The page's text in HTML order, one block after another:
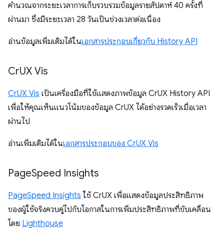
คำนวณจากระยะเวลาการเก็บรวบรวมข้อมูลรายสัปดาห์ 40 ครั้งที่
ผ่านมา ซึ่งมีระยะเวลา 28 วันเป็นช่วงเวลาต่อเนื่อง
อ่านข้อมูลเพิ่มเติมได้ในเอกสารประกอบเกี่ยวกับ History API
CrUX Vis
CrUX Vis เป็นเครื่องมือที่ใช้แสดงภาพข้อมูล CrUX History API
เพื่อให้คุณเห็นแนวโน้มของข้อมูล CrUX ได้อย่างรวดเร็วเมื่อเวลา
ผ่านไป
อ่านเพิ่มเติมได้ในเอกสารประกอบของ CrUX Vis
PageSpeed Insights
PageSpeed Insights ใช้ CrUX เพื่อแสดงข้อมูลประสิทธิภาพ
ของผู้ใช้จริงควบคู่ไปกับโอกาสในการเพิ่มประสิทธิภาพที่ขับเคลื่อน
โดย Lighthouse